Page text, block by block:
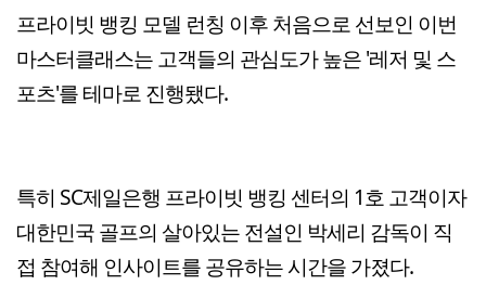
프라이빗 뱅킹 모델 런칭 이후 처음으로 선보인 이번
마스터클래스는 고객들의 관심도가 높은 '레저 및 스
포츠'를 테마로 진행됐다.
특히 SC제일은행 프라이빗 뱅킹 센터의 1호 고객이자
대한민국 골프의 살아있는 전설인 박세리 감독이 직
접 참여해 인사이트를 공유하는 시간을 가졌다.